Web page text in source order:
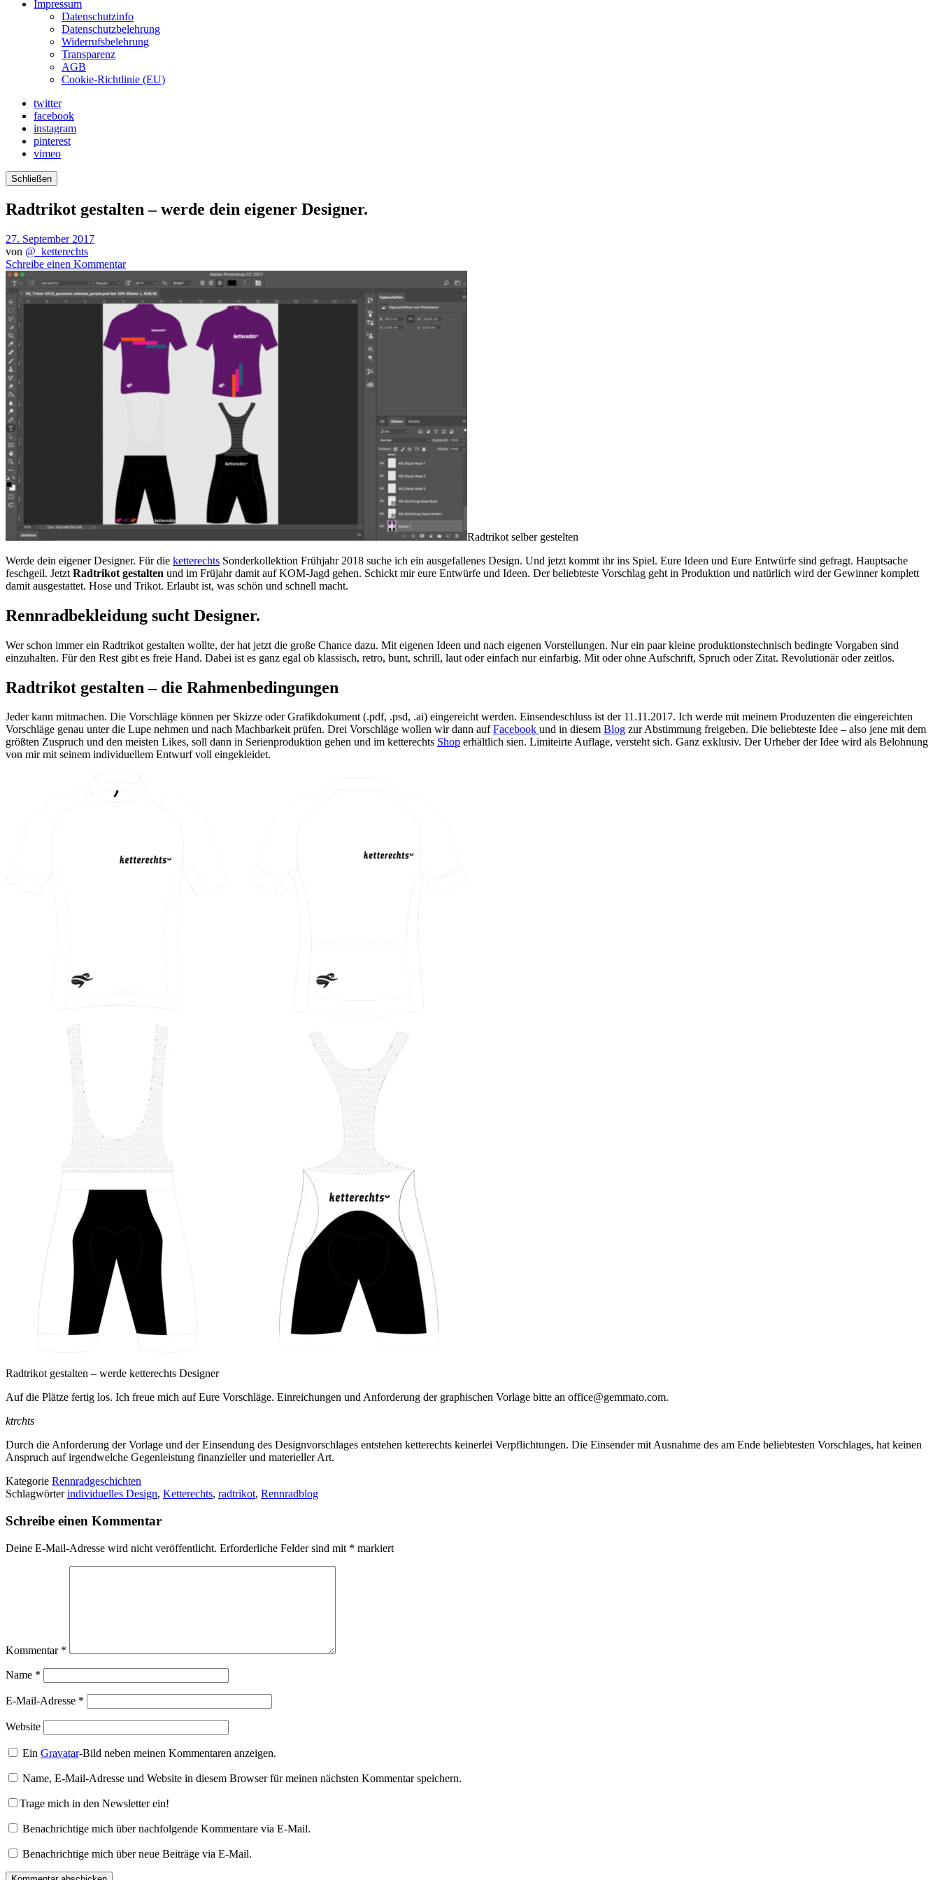
Impressum
Datenschutzinfo
Datenschutzbelehrung
Widerrufsbelehrung
Transparenz
AGB
Cookie-Richtlinie (EU)
twitter
facebook
instagram
pinterest
vimeo
Schließen
Radtrikot gestalten – werde dein eigener Designer.
27. September 2017
von @_ketterechts
Schreibe einen Kommentar
Radtrikot selber gestelten
Werde dein eigener Designer. Für die ketterechts Sonderkollektion Frühjahr 2018 suche ich ein ausgefallenes Design. Und jetzt kommt ihr ins Spiel. Eure Ideen und Eure Entwürfe sind gefragt. Hauptsache
feschgeil. Jetzt Radtrikot gestalten und im Früjahr damit auf KOM-Jagd gehen. Schickt mir eure Entwürfe und Ideen. Der beliebteste Vorschlag geht in Produktion und natürlich wird der Gewinner komplett
damit ausgestattet. Hose und Trikot. Erlaubt ist, was schön und schnell macht.
Rennradbekleidung sucht Designer.
Wer schon immer ein Radtrikot gestalten wollte, der hat jetzt die große Chance dazu. Mit eigenen Ideen und nach eigenen Vorstellungen. Nur ein paar kleine produktionstechnisch bedingte Vorgaben sind
einzuhalten. Für den Rest gibt es freie Hand. Dabei ist es ganz egal ob klassisch, retro, bunt, schrill, laut oder einfach nur einfarbig. Mit oder ohne Aufschrift, Spruch oder Zitat. Revolutionär oder zeitlos.
Radtrikot gestalten – die Rahmenbedingungen
Jeder kann mitmachen. Die Vorschläge können per Skizze oder Grafikdokument (.pdf, .psd, .ai) eingereicht werden. Einsendeschluss ist der 11.11.2017. Ich werde mit meinem Produzenten die eingereichten
Vorschläge genau unter die Lupe nehmen und nach Machbarkeit prüfen. Drei Vorschläge wollen wir dann aufFacebook und in diesem Blog zur Abstimmung freigeben. Die beliebteste Idee – also jene mit dem
größten Zuspruch und den meisten Likes, soll dann in Serienproduktion gehen und im ketterechts Shop erhältlich sien. Limiteirte Auflage, versteht sich. Ganz exklusiv. Der Urheber der Idee wird als Belohnung
von mir mit seinem individuellem Entwurf voll eingekleidet.
Radtrikot gestalten – werde ketterechts Designer
Auf die Plätze fertig los. Ich freue mich auf Eure Vorschläge. Einreichungen und Anforderung der graphischen Vorlage bitte an office@gemmato.com.
ktrchts
Durch die Anforderung der Vorlage und der Einsendung des Designvorschlages entstehen ketterechts keinerlei Verpflichtungen. Die Einsender mit Ausnahme des am Ende beliebtesten Vorschlages, hat keinen
Anspruch auf irgendwelche Gegenleistung finanzieller und materieller Art.
Kategorie Rennradgeschichten
Schlagwörterindividuelles Design, Ketterechts, radtrikot, Rennradblog
Schreibe einen Kommentar
Deine E-Mail-Adresse wird nicht veröffentlicht. Erforderliche Felder sind mit * markiert
Kommentar *
Name *
E-Mail-Adresse *
Website
EinGravatar-Bild neben meinen Kommentaren anzeigen.
Name, E-Mail-Adresse und Website in diesem Browser für meinen nächsten Kommentar speichern.
Trage mich in den Newsletter ein!
Benachrichtige mich über nachfolgende Kommentare via E-Mail.
Benachrichtige mich über neue Beiträge via E-Mail.